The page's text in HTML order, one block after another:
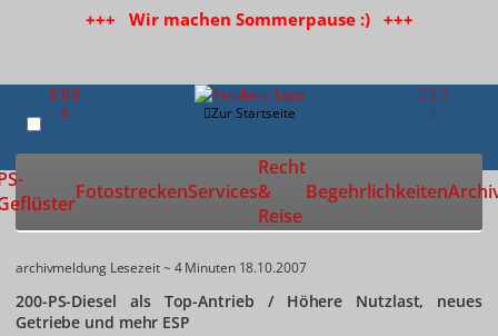
+++ Wir machen Sommerpause :) +++
Zur Startseite
FotostreckenServices
Recht
&
Reise
Begehrlichkeiten
archivmeldung Lesezeit ~ 4 Minuten 18.10.2007
200-PS-Diesel als Top-Antrieb / Höhere Nutzlast, neues
Getriebe und mehr ESP